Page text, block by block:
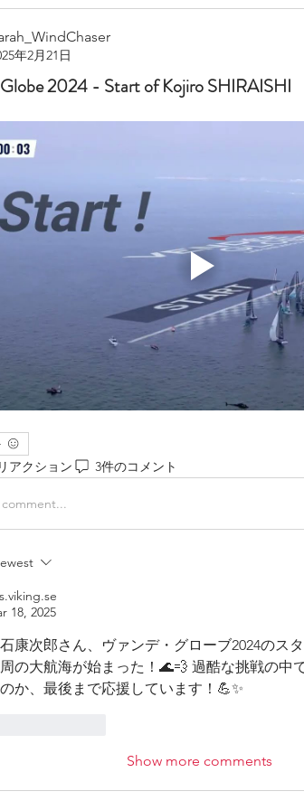
年2月21日
2024 - Start of Kojiro SHIRAISHI
アクション 3件のコメント
18, 2025
康次郎さん、ヴァンデ・グローブ2024のス
の大航海が始まった！🌊💨 過酷な挑戦の中
か、最後まで応援しています！💪✨
Show more comments